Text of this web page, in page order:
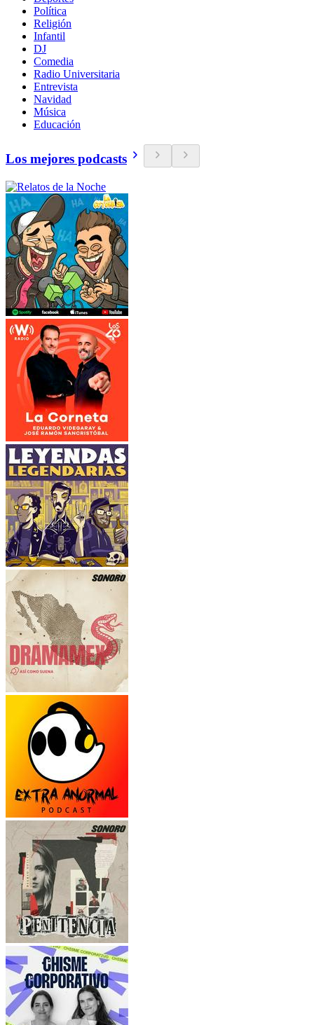
Política
Religión
Infantil
DJ
Comedia
Radio Universitaria
Entrevista
Navidad
Música
Educación
Los mejores podcasts